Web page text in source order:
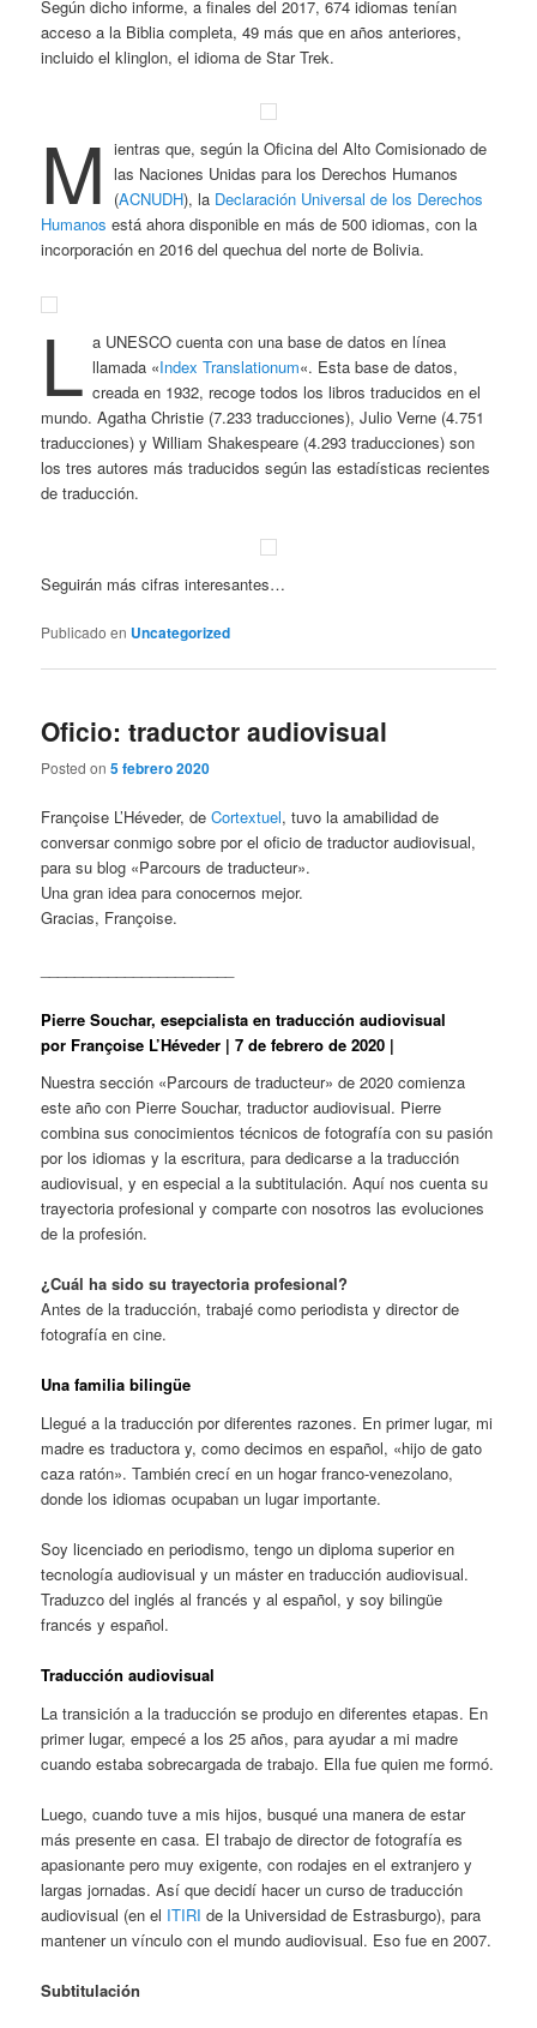
Según dicho informe, a finales del 2017, 674 idiomas tenían
acceso a la Biblia completa, 49 más que en años anteriores,
incluido el klinglon, el idioma de Star Trek.
M ientras que, según la Oficina del Alto Comisionado de
las Naciones Unidas para los Derechos Humanos
(ACNUDH), la Declaración Universal de los Derechos
Humanos está ahora disponible en más de 500 idiomas, con la
incorporación en 2016 del quechua del norte de Bolivia.
L a UNESCO cuenta con una base de datos en línea
llamada «Index Translationum«. Esta base de datos,
creada en 1932, recoge todos los libros traducidos en el
mundo. Agatha Christie (7.233 traducciones), Julio Verne (4.751
traducciones) y William Shakespeare (4.293 traducciones) son
los tres autores más traducidos según las estadísticas recientes
de traducción.
Seguirán más cifras interesantes…
Publicado en Uncategorized
Oficio: traductor audiovisual
Posted on5 febrero 2020
Françoise L’Héveder, deCortextuel, tuvo la amabilidad de
conversar conmigo sobre por el oficio de traductor audiovisual,
para su blog «Parcours de traducteur».
Una gran idea para conocernos mejor.
Gracias, Françoise.
Pierre Souchar, esepcialista en traducción audiovisual
por Françoise L’Héveder | 7 de febrero de 2020 |
Nuestra sección «Parcours de traducteur» de 2020 comienza
este año con Pierre Souchar, traductor audiovisual. Pierre
combina sus conocimientos técnicos de fotografía con su pasión
por los idiomas y la escritura, para dedicarse a la traducción
audiovisual, y en especial a la subtitulación. Aquí nos cuenta su
trayectoria profesional y comparte con nosotros las evoluciones
de la profesión.
¿Cuál ha sido su trayectoria profesional?
Antes de la traducción, trabajé como periodista y director de
fotografía en cine.
Una familia bilingüe
Llegué a la traducción por diferentes razones. En primer lugar, mi
madre es traductora y, como decimos en español, «hijo de gato
caza ratón». También crecí en un hogar franco-venezolano,
donde los idiomas ocupaban un lugar importante.
Soy licenciado en periodismo, tengo un diploma superior en
tecnología audiovisual y un máster en traducción audiovisual.
Traduzco del inglés al francés y al español, y soy bilingüe
francés y español.
Traducción audiovisual
La transición a la traducción se produjo en diferentes etapas. En
primer lugar, empecé a los 25 años, para ayudar a mi madre
cuando estaba sobrecargada de trabajo. Ella fue quien me formó.
Luego, cuando tuve a mis hijos, busqué una manera de estar
más presente en casa. El trabajo de director de fotografía es
apasionante pero muy exigente, con rodajes en el extranjero y
largas jornadas. Así que decidí hacer un curso de traducción
audiovisual (en el ITIRI de la Universidad de Estrasburgo), para
mantener un vínculo con el mundo audiovisual. Eso fue en 2007.
Subtitulación